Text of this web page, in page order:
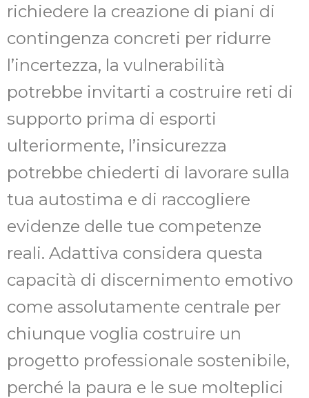
richiedere la creazione di piani di
contingenza concreti per ridurre
l’incertezza, la vulnerabilità
potrebbe invitarti a costruire reti di
supporto prima di esporti
ulteriormente, l’insicurezza
potrebbe chiederti di lavorare sulla
tua autostima e di raccogliere
evidenze delle tue competenze
reali. Adattiva considera questa
capacità di discernimento emotivo
come assolutamente centrale per
chiunque voglia costruire un
progetto professionale sostenibile,
perché la paura e le sue molteplici